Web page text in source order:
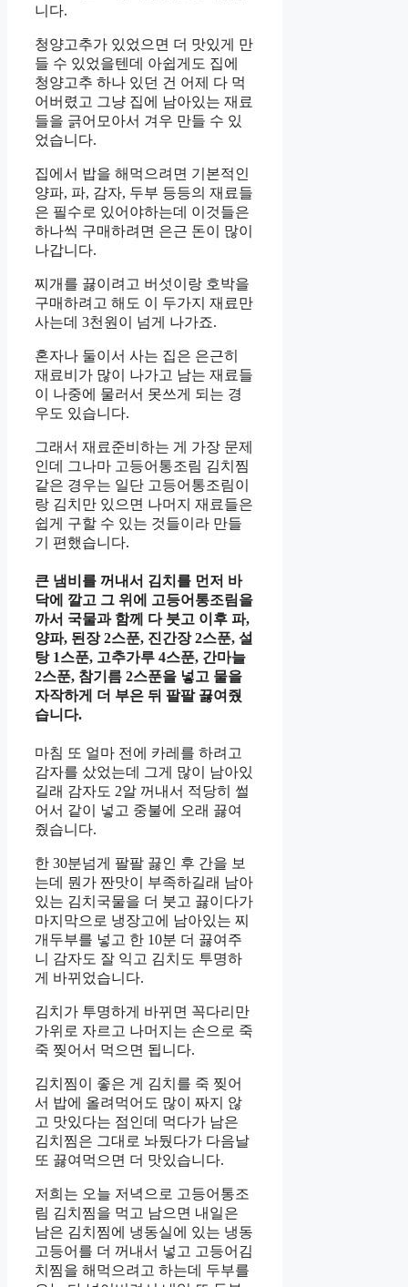
니다.
청양고추가 있었으면 더 맛있게 만
들 수 있었을텐데 아쉽게도 집에
청양고추 하나 있던 건 어제 다 먹
어버렸고 그냥 집에 남아있는 재료
들을 긁어모아서 겨우 만들 수 있
었습니다.
집에서 밥을 해먹으려면 기본적인
양파, 파, 감자, 두부 등등의 재료들
은 필수로 있어야하는데 이것들은
하나씩 구매하려면 은근 돈이 많이
나갑니다.
찌개를 끓이려고 버섯이랑 호박을
구매하려고 해도 이 두가지 재료만
사는데 3천원이 넘게 나가죠.
혼자나 둘이서 사는 집은 은근히
재료비가 많이 나가고 남는 재료들
이 나중에 물러서 못쓰게 되는 경
우도 있습니다.
그래서 재료준비하는 게 가장 문제
인데 그나마 고등어통조림 김치찜
같은 경우는 일단 고등어통조림이
랑 김치만 있으면 나머지 재료들은
쉽게 구할 수 있는 것들이라 만들
기 편했습니다.
큰 냄비를 꺼내서 김치를 먼저 바
닥에 깔고 그 위에 고등어통조림을
까서 국물과 함께 다 붓고 이후 파,
양파, 된장 2스푼, 진간장 2스푼, 설
탕 1스푼, 고추가루 4스푼, 간마늘
2스푼, 참기름 2스푼을 넣고 물을
자작하게 더 부은 뒤 팔팔 끓여줬
습니다.
마침 또 얼마 전에 카레를 하려고
감자를 샀었는데 그게 많이 남아있
길래 감자도 2알 꺼내서 적당히 썰
어서 같이 넣고 중불에 오래 끓여
줬습니다.
한 30분넘게 팔팔 끓인 후 간을 보
는데 뭔가 짠맛이 부족하길래 남아
있는 김치국물을 더 붓고 끓이다가
마지막으로 냉장고에 남아있는 찌
개두부를 넣고 한 10분 더 끓여주
니 감자도 잘 익고 김치도 투명하
게 바뀌었습니다.
김치가 투명하게 바뀌면 꼭다리만
가위로 자르고 나머지는 손으로 죽
죽 찢어서 먹으면 됩니다.
김치찜이 좋은 게 김치를 죽 찢어
서 밥에 올려먹어도 많이 짜지 않
고 맛있다는 점인데 먹다가 남은
김치찜은 그대로 놔뒀다가 다음날
또 끓여먹으면 더 맛있습니다.
저희는 오늘 저녁으로 고등어통조
림 김치찜을 먹고 남으면 내일은
남은 김치찜에 냉동실에 있는 냉동
고등어를 더 꺼내서 넣고 고등어김
치찜을 해먹으려고 하는데 두부를